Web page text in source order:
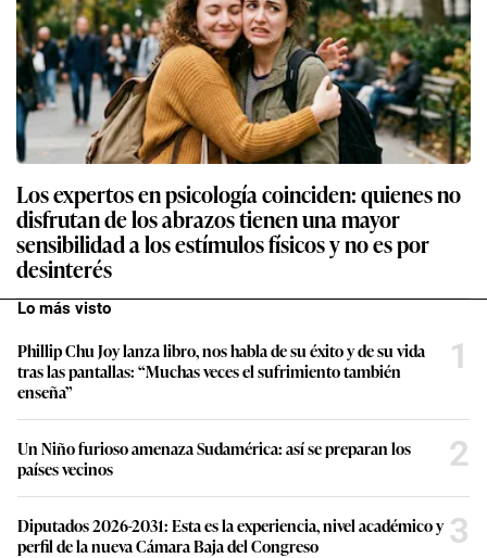
Los expertos en psicología coinciden: quienes no
disfrutan de los abrazos tienen una mayor
sensibilidad a los estímulos físicos y no es por
desinterés
Lo más visto
Phillip Chu Joy lanza libro, nos habla de su éxito y de su vida
tras las pantallas: “Muchas veces el sufrimiento también
enseña”
1
Un Niño furioso amenaza Sudamérica: así se preparan los
países vecinos
2
Diputados 2026-2031: Esta es la experiencia, nivel académico y
perfil de la nueva Cámara Baja del Congreso
3